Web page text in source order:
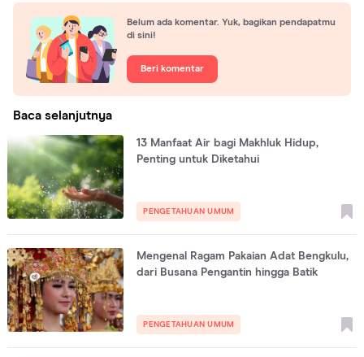
Belum ada komentar. Yuk, bagikan pendapatmu
di sini!
Beri komentar
Baca selanjutnya
13 Manfaat Air bagi Makhluk Hidup,
Penting untuk Diketahui
PENGETAHUAN UMUM
Mengenal Ragam Pakaian Adat Bengkulu,
dari Busana Pengantin hingga Batik
PENGETAHUAN UMUM